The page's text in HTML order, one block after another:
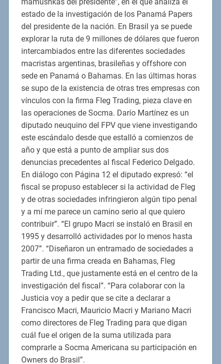
estado de la investigación de los Panamá Papers
del presidente de la nación. En Brasil ya se puede
explorar la ruta de 9 millones de dólares que fueron
intercambiados entre las diferentes sociedades
macristas argentinas, brasileñas y offshore con
sede en Panamá o Bahamas. En las últimas horas
se supo de la existencia de otras tres empresas con
vínculos con la firma Fleg Trading, pieza clave en
las operaciones de Socma. Darío Martínez es un
diputado neuquino del FPV que viene investigando
este escándalo desde que estalló a comienzos de
año y que está a punto de ampliar sus dos
denuncias precedentes al fiscal Federico Delgado.
En diálogo con Página 12 el diputado expresó: “el
fiscal se propuso establecer si la actividad de Fleg
y de otras sociedades infringieron algún tipo penal
y a mí me parece un camino serio al que quiero
contribuir”. “El grupo Macri se instaló en Brasil en
1995 y desarrolló actividades por lo menos hasta
2007”. “Diseñaron un entramado de sociedades a
partir de una firma creada en Bahamas, Fleg
Trading Ltd., que justamente está en el centro de la
investigación del fiscal”. “Para colaborar con la
Justicia voy a pedir que se cite a declarar a
Francisco Macri, Mauricio Macri y Mariano Macri
como directores de Fleg Trading para que digan
cuál fue el origen de la suma utilizada para
comprarle a Socma Americana su participación en
Owners do Brasil”.